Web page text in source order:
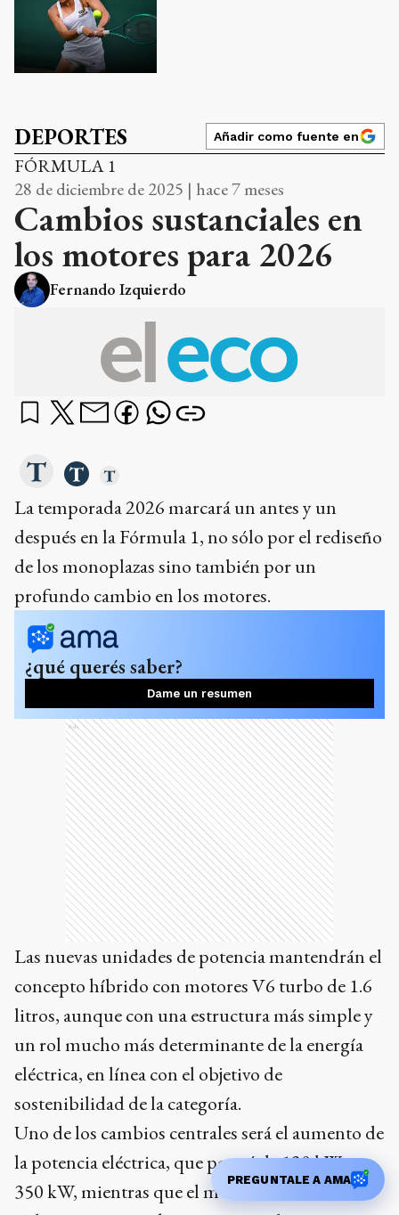
DEPORTES Añadir como fuente en
FÓRMULA 1
28 de diciembre de 2025 | hace 7 meses
Cambios sustanciales en
los motores para 2026
Fernando Izquierdo
La temporada 2026 marcará un antes y un
después en la Fórmula 1, no sólo por el rediseño
de los monoplazas sino también por un
profundo cambio en los motores.
¿qué querés saber?
Dame un resumen
Ads
Las nuevas unidades de potencia mantendrán el
concepto híbrido con motores V6 turbo de 1.6
litros, aunque con una estructura más simple y
un rol mucho más determinante de la energía
eléctrica, en línea con el objetivo de
sostenibilidad de la categoría.
Uno de los cambios centrales será el aumento de
la potencia eléctrica, que pasará de 120 kW a
350 kW, mientras que el motor de combustión
PREGUNTALE A AMA